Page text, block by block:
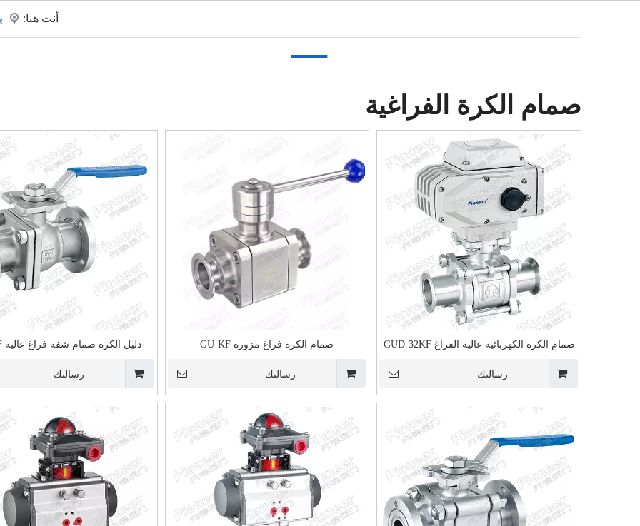
أنت هنا:
صمام الكرة الفراغية
دليل الكرة صمام شفة فراغ عالية GU-40F
رسالتك
صمام الكرة فراغ مزورة GU-KF
رسالتك
صمام الكرة الكهربائية عالية الفراغ GUD-32KF
رسالتك